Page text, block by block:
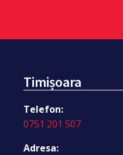
Timișoara
Telefon:
0751 201 507
Adresa: